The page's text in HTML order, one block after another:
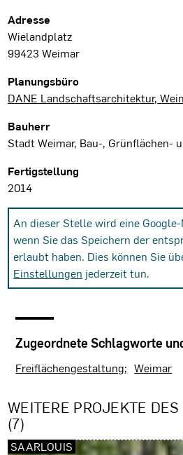
Projektdaten
Adresse
Wielandplatz
99423 Weimar
Planungsbüro
DANE Landschaftsarchitektur,
Bauherr
Stadt Weimar, Bau-, Grünflächen-
Fertigstellung
2014
An dieser Stelle wird eine
wenn Sie das Speichern der
erlaubt haben. Dies können Sie
Einstellungen jederzeit tun.
Zugeordnete Schlagworte
Freiflächengestaltung Weimar
WEITERE PROJEKTE
(7)
SAARLOUIS